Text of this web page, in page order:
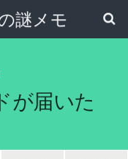
謎メモ
が届いた